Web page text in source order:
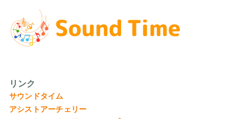
リンク
サウンドタイム
アシストアーチェリー